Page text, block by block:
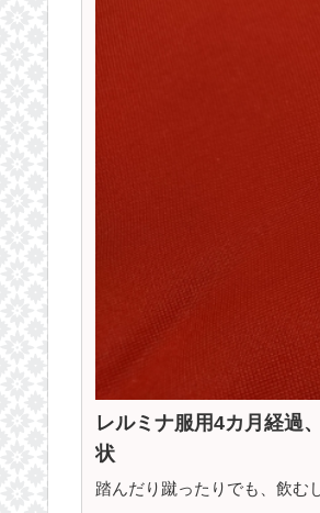
レルミナ服用4カ月経過
状
踏んだり蹴ったりでも、飲む